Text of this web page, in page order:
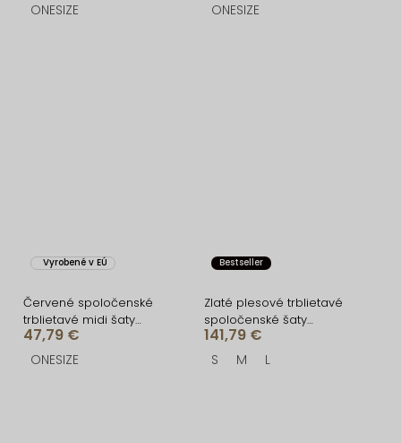
ONESIZE ONESIZE
Vyrobené v EÚ
Červené spoločenské
trblietavé midi šaty
BEMUNO
47,79 €
ONESIZE
Bestseller
Zlaté plesové trblietavé
spoločenské šaty
RAVELLE s rázporkom
141,79 €
S M L